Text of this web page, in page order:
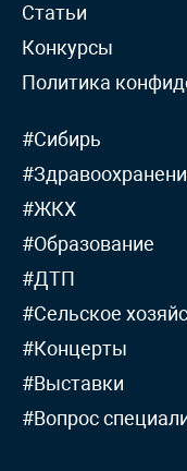
Статьи
Конкурсы
Политика
#Сибирь
#ЖКХ
#Образование
#ДТП
#Сельское
#Концерты
#Выставки
#Вопрос